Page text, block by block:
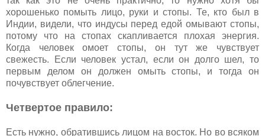
хорошенько помыть лицо, руки и стопы. Те, кто был в
Индии, видели, что индусы перед едой омывают стопы,
потому что на стопах скапливается плохая энергия.
Когда человек омоет стопы, он тут же чувствует
свежесть. Если человек устал, если он долго шел, то
первым делом он должен омыть стопы, и тогда он
почувствует облегчение.
Четвертое правило:
Есть нужно, обратившись лицом на восток. Но во всяком